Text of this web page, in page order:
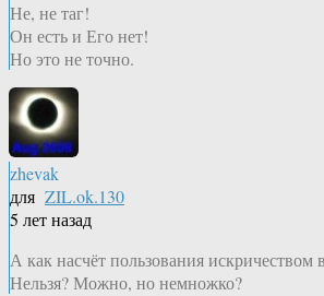
Не, не таг!
Он есть и Его нет!
Но это не точно.
zhevak
для ZIL.ok.130
5 лет назад
А как насчёт пользования
Нельзя? Можно, но немножко?